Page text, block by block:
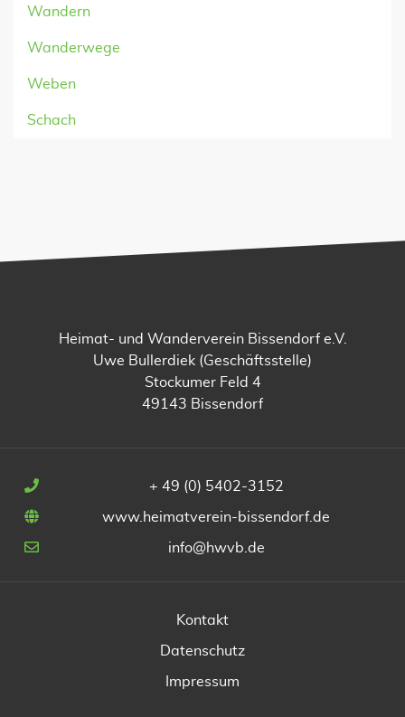
Wandern
Wanderwege
Weben
Schach
Heimat- und Wanderverein Bissendorf e.V.
Uwe Bullerdiek (Geschäftsstelle)
Stockumer Feld 4
49143 Bissendorf
+ 49 (0) 5402-3152
www.heimatverein-bissendorf.de
info@hwvb.de
Kontakt
Datenschutz
Impressum